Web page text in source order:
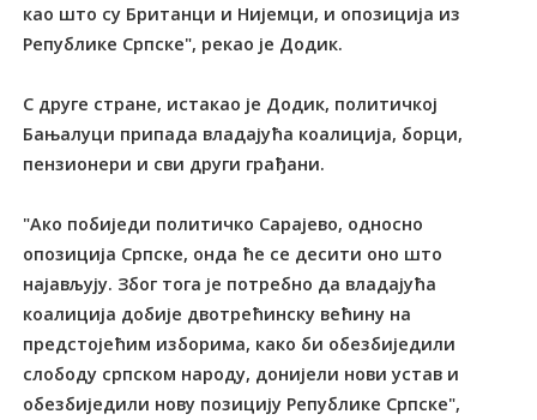
као што су Британци и Нијемци, и опозиција из
Републике Српске", рекао је Додик.
С друге стране, истакао је Додик, политичкој
Бањалуци припада владајућа коалиција, борци,
пензионери и сви други грађани.
"Ако побиједи политичко Сарајево, односно
опозиција Српске, онда ће се десити оно што
најављују. Због тога је потребно да владајућа
коалиција добије двотрећинску већину на
предстојећим изборима, како би обезбиједили
слободу српском народу, донијели нови устав и
обезбиједили нову позицију Републике Српске",